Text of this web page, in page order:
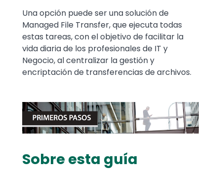
Una opción puede ser una solución de
Managed File Transfer, que ejecuta todas
estas tareas, con el objetivo de facilitar la
vida diaria de los profesionales de IT y
Negocio, al centralizar la gestión y
encriptación de transferencias de archivos.
Media
Image
Text
Sobre esta guía